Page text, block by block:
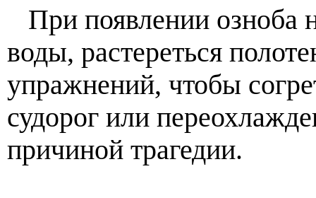
При появлении озноба
воды, растереться
упражнений, чтобы
судорог или
причиной трагедии.